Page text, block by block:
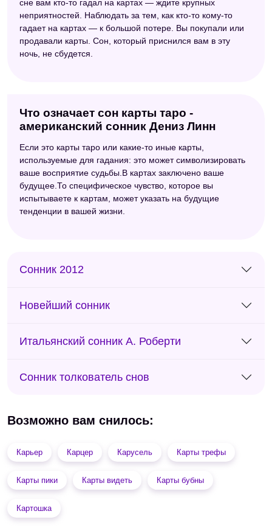
сне вам кто-то гадал на картах — ждите крупных
неприятностей. Наблюдать за тем, как кто-то кому-то
гадает на картах — к большой потере. Вы покупали или
продавали карты. Сон, который приснился вам в эту
ночь, не сбудется.
Что означает сон карты таро -
американский сонник Дениз Линн
Если это карты таро или какие-то иные карты,
используемые для гадания: это может символизировать
ваше восприятие судьбы.В картах заключено ваше
будущее.То специфическое чувство, которое вы
испытываете к картам, может указать на будущие
тенденции в вашей жизни.
Сонник 2012
Новейший сонник
Итальянский сонник А. Роберти
Сонник толкователь снов
Возможно вам снилось:
Карьер Карцер Карусель Карты трефы
Карты пики Карты видеть Карты бубны
Картошка